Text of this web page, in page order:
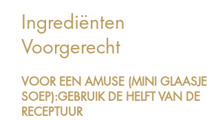
Ingrediënten
Voorgerecht
VOOR EEN AMUSE (MINI GLAASJE
SOEP):GEBRUIK DE HELFT VAN DE
RECEPTUUR